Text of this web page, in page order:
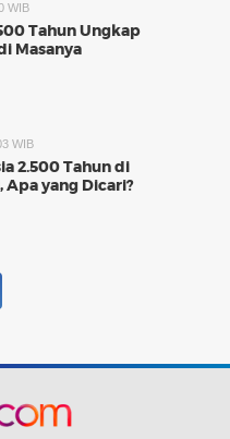
WIB
Tahun Ungkap
Masanya
WIB
2.500 Tahun di
Apa yang Dicari?